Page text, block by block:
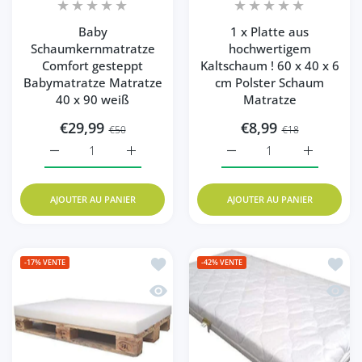
Baby
Schaumkernmatratze
Comfort gesteppt
Babymatratze Matratze
40 x 90 weiß
€29,99 €50
Augmenter la quantité de Baby
Augmenter la quantité de Baby Schaumkernmatratze
AJOUTER AU PANIER
1 x Platte aus
hochwertigem
Kaltschaum ! 60 x 40 x 6
cm Polster Schaum
Matratze
€8,99 €18
Augmenter la quantité
AJOUTER AU PANIER
-17%VENTE
Ajouter à la liste de souhaits 1 x
Aperçu rapide 1 x Schaumstoff
-42%VENTE